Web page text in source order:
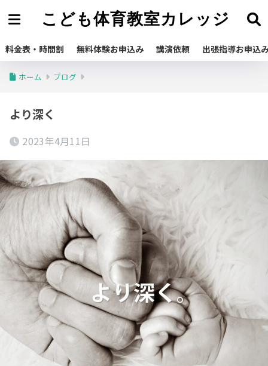
こども体育教室カレッジ
料金表・時間割 無料体験お申込み 講演依頼 出張指導お申込
ホーム ブログ
より深く
2023年4月11日